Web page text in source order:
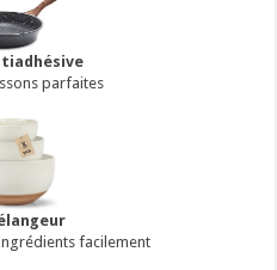
parfaites
facilement